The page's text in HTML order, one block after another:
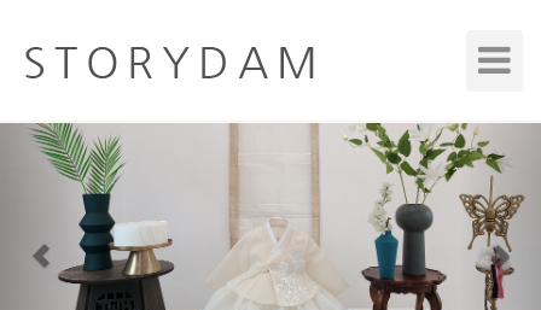
Toggle
Previous